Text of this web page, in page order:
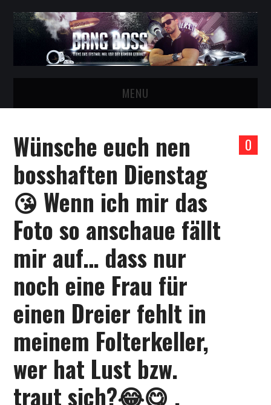
MENU
BESTFAN VOM BOSS WERDEN!
BANG BOSS VIDEOS
CASTING FÜR GIRLS
TELEGRAM GRUPPE!
KONTAKT
0
Wünsche euch nen
bosshaften Dienstag
😘 Wenn ich mir das
Foto so anschaue fällt
mir auf… dass nur
noch eine Frau für
einen Dreier fehlt in
meinem Folterkeller,
wer hat Lust bzw.
traut sich?😂😋 .